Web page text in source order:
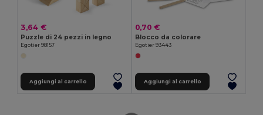
3,64 €
Puzzle di 24 pezzi in legno
Egotier 98157
Aggiungi al carrello
0,70 €
Blocco da colorare
Egotier 93443
Aggiungi al carrello